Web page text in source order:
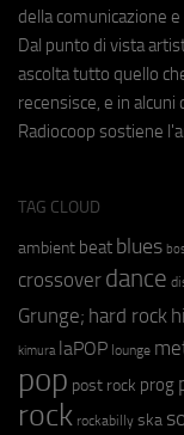
della comunicazione
Dal punto di vista
ascolta tutto quello
recensisce, e in alcuni
Radiocoop sostiene
TAG CLOUD
ambient beat blues
crossover dance
Grunge; hard rock
kimura laPOP lounge
pop post rock prog
rock rockabilly ska